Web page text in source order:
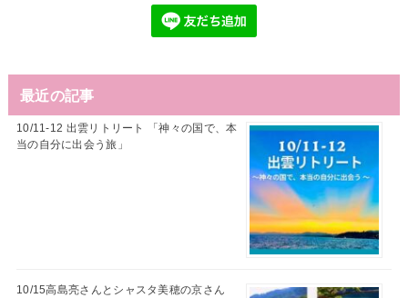
最近の記事
10/11-12 出雲リトリート 「神々の国で、本
当の自分に出会う旅」
10/15高島亮さんとシャスタ美穂の京さん